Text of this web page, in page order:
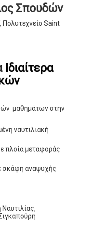
Σπουδών
Πολυτεχνείο Saint
Ιδιαίτερα
μαθημάτων στην
ναυτιλιακή
πλοία μεταφοράς
σκάφη αναψυχής